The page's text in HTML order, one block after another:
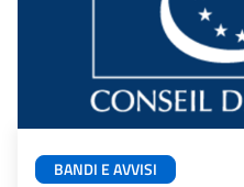
BANDI E AVVISI